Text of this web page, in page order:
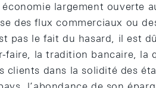
largement ouverte
des flux commerciaux ou
pas le fait du hasard, il est
faire, la tradition bancaire, la
clients dans la solidité des